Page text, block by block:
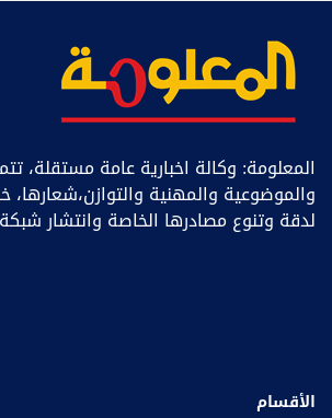
المعلومة: وكالة اخبارية عامة مستقلة،
والموضوعية والمهنية والتوازن،شعارها،
لدقة وتنوع مصادرها الخاصة وانتشار
الأقسام